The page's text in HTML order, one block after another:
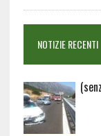
NOTIZIE RECENTI